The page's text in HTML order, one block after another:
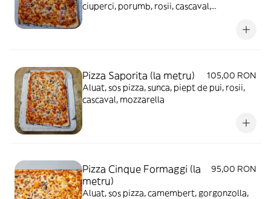
ciuperci, porumb, rosii, cascaval,
Pizza Saporita (la metru)
105,00 RON
Aluat, sos pizza, sunca, piept de pui, rosii,
cascaval, mozzarella
Pizza Cinque Formaggi (la
metru)
95,00 RON
Aluat, sos pizza, camembert, gorgonzolla,